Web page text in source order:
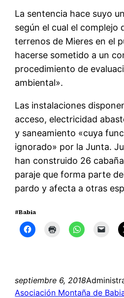
La sentencia hace suyo
según el cual el complejo
terrenos de Mieres en el
hacerse sometido a un
procedimiento de
ambiental».
Las instalaciones
acceso, electricidad
y saneamiento «cuya
ignorado» por la Junta.
han construido 26
paraje que forma parte
pardo y afecta a otras
#Babia
septiembre 6, 2018
Asociación Montaña de